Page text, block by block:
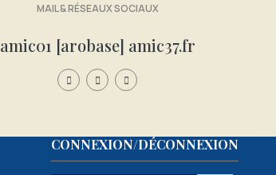
MAIL & RÉSEAUX SOCIAUX
amic01 [arobase] amic37.fr
CONNEXION/DÉCONNEXION